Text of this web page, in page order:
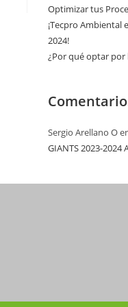
Optimizar tus
¡Tecpro Ambiental
2024!
¿Por qué optar por
Sergio Arellano O
GIANTS 2023-2024